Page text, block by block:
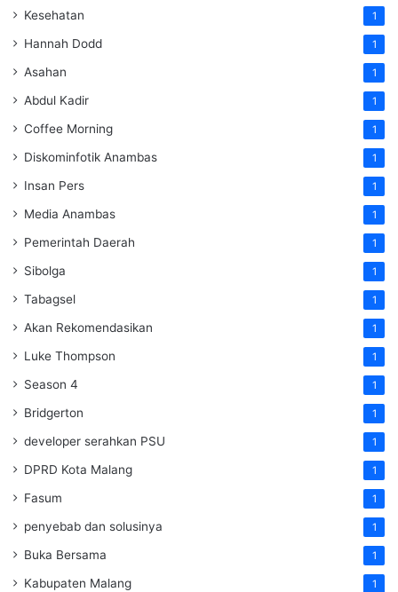
Kesehatan 1
Hannah Dodd 1
Asahan 1
Abdul Kadir 1
Coffee Morning 1
Diskominfotik Anambas 1
Insan Pers 1
Media Anambas 1
Pemerintah Daerah 1
Sibolga 1
Tabagsel 1
Akan Rekomendasikan 1
Luke Thompson 1
Season 4 1
Bridgerton 1
developer serahkan PSU 1
DPRD Kota Malang 1
Fasum 1
penyebab dan solusinya 1
Buka Bersama 1
Kabupaten Malang 1